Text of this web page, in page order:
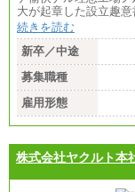
大が起章した設立趣
続きを読む
新卒／中途
募集職種
雇用形態
株式会社ヤクルト本